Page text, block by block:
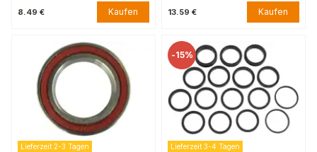
8.49 € Kaufen 13.59 € Kaufen
Lieferzeit 2-3 Tagen
-15%
Lieferzeit 3-4 Tagen